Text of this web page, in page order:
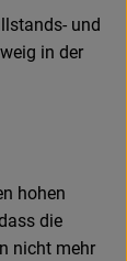
und
in der
hohen
die
nicht mehr